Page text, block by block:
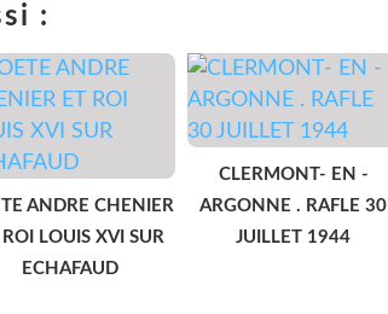
:
ANDRE CHENIER
ROI LOUIS XVI SUR
ECHAFAUD
CLERMONT- EN -
ARGONNE . RAFLE 30
JUILLET 1944